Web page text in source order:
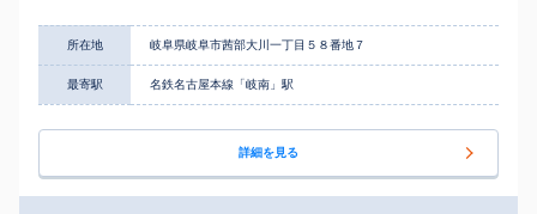
所在地 岐阜県岐阜市茜部大川一丁目５８番地７
最寄駅 名鉄名古屋本線「岐南」駅
詳細を見る